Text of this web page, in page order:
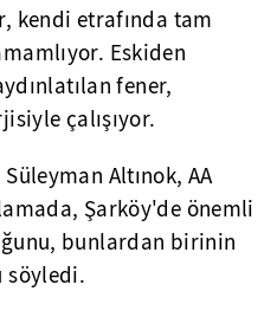
kendi etrafında tam
Eskiden
fener,
çalışıyor.
Altınok, AA
Şarköy'de önemli
bunlardan birinin
söyledi.